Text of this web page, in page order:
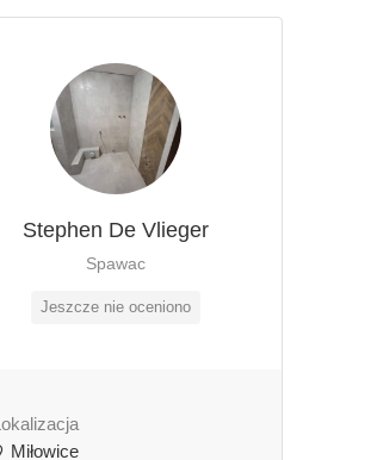
Stephen De Vlieger
Spawac
Jeszcze nie oceniono
Lokalizacja
Miłowice